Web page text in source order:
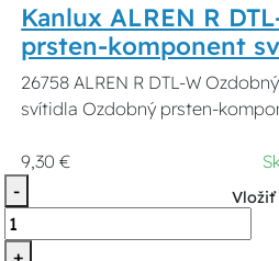
Kanlux ALREN R
prsten-komponent
26758 ALREN R DTL-W
svítidla Ozdobný prsten-
9,30 €
-
+
Vložiť